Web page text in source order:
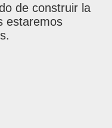
de construir la
estaremos